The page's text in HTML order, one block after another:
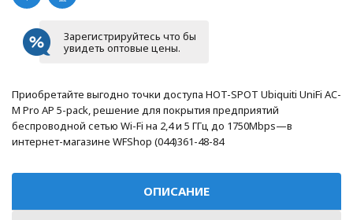
Зарегистрируйтесь что бы
увидеть оптовые цены.
Приобретайте выгодно точки доступа HOT-SPOT Ubiquiti UniFi AC-
M Pro AP 5-pack, решение для покрытия предприятий
беспроводной сетью Wi-Fi на 2,4 и 5 ГГц до 1750Mbps—в
интернет-магазине WFShop (044)361-48-84
ОПИСАНИЕ